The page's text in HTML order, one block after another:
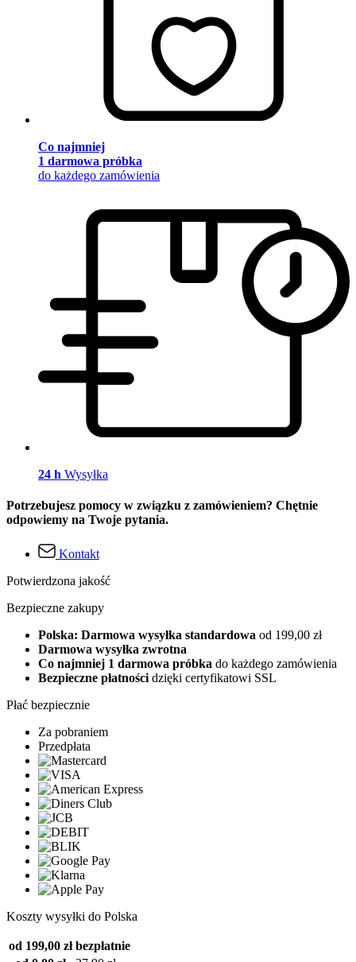
Co najmniej
1 darmowa próbka
do każdego zamówienia
24 h Wysyłka
Potrzebujesz pomocy w związku z zamówieniem? Chętnie
odpowiemy na Twoje pytania.
Kontakt
Potwierdzona jakość
Bezpieczne zakupy
Polska: Darmowa wysyłka standardowa od 199,00 zł
Darmowa wysyłka zwrotna
Co najmniej 1 darmowa próbka do każdego zamówienia
Bezpieczne płatności dzięki certyfikatowi SSL
Płać bezpiecznie
Za pobraniem
Przedpłata
Koszty wysyłki do Polska
od 199,00 zł bezpłatnie